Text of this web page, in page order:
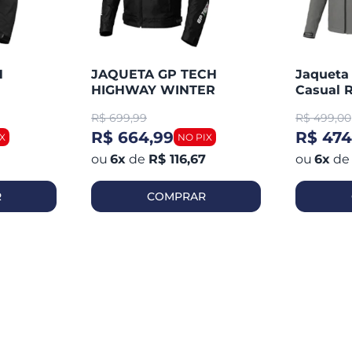
JAQUETA GP TECH
HIGHWAY WINTER
R$ 699,99
R$ 664,99
6x de R$ 116,67
COMPRAR
Jaqueta
Casual
R$ 499,00
R$
6x de